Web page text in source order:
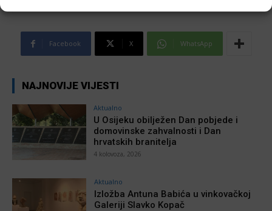
Facebook X WhatsApp
NAJNOVIJE VIJESTI
Aktualno
U Osijeku obilježen Dan pobjede i
domovinske zahvalnosti i Dan
hrvatskih branitelja
4 kolovoza, 2026
Aktualno
Izložba Antuna Babića u vinkovačkoj
Galeriji Slavko Kopač